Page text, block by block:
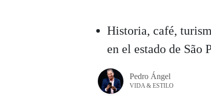
Historia, café,
en el estado de São
Pedro Ángel
VIDA & ESTILO